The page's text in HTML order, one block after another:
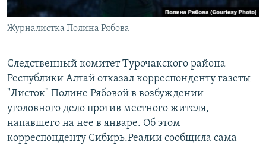
Журналистка Полина Рябова
Следственный комитет Турочакского района
Республики Алтай отказал корреспонденту газеты
"Листок" Полине Рябовой в возбуждении
уголовного дело против местного жителя,
напавшего на нее в январе. Об этом
корреспонденту Сибирь.Реалии сообщила сама